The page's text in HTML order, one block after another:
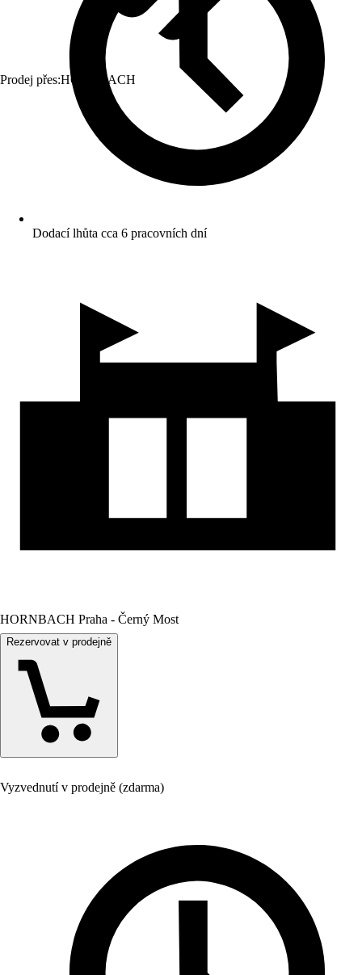
Prodej přes:HORNBACH
Dodací lhůta cca 6 pracovních dní
HORNBACH Praha - Černý Most
Rezervovat v prodejně
Vyzvednutí v prodejně (zdarma)